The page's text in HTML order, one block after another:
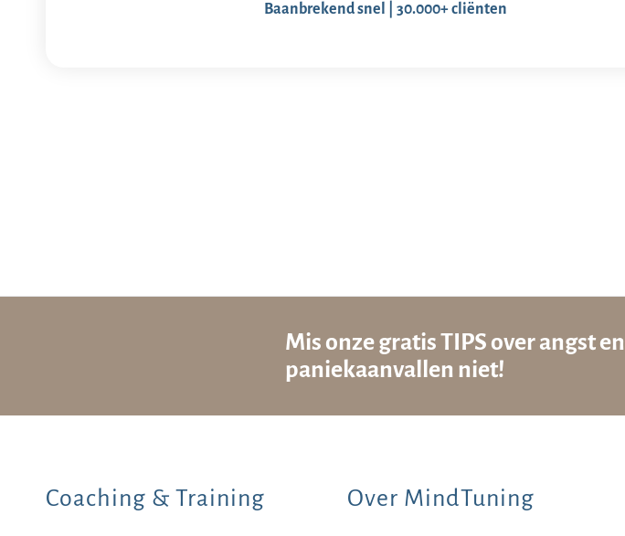
Baanbrekend snel | 30.000+ cliënten
Mis onze gratis TIPS over angst en
paniekaanvallen niet!
Coaching & Training Over MindTuning